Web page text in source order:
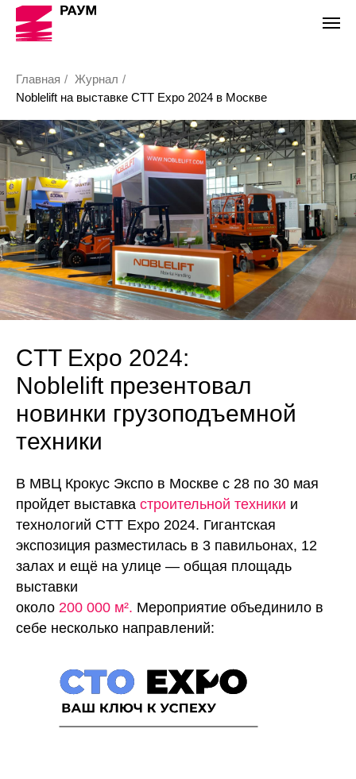
Главная / Журнал /
Noblelift на выставке CTT Expo 2024 в Москве
CTT Expo 2024:
Noblelift презентовал
новинки грузоподъемной
техники
В МВЦ Крокус Экспо в Москве с 28 по 30 мая
пройдет выставка строительной техники и
технологий CTT Expo 2024. Гигантская
экспозиция разместилась в 3 павильонах, 12
залах и ещё на улице — общая площадь
выставки
около 200 000 м². Мероприятие объединило в
себе несколько направлений: